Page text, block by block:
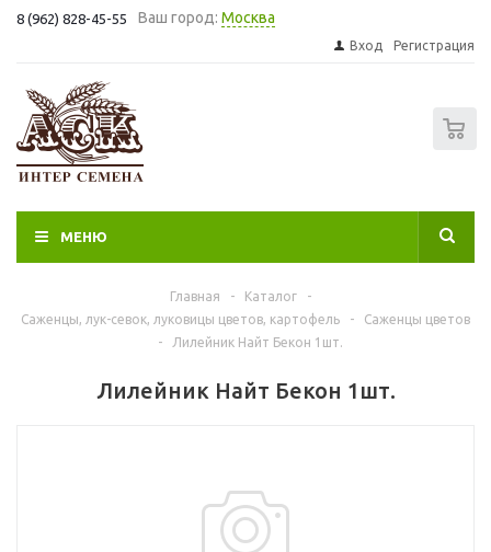
8 (962) 828-45-55 Ваш город: Москва
Вход Регистрация
МЕНЮ
Главная - Каталог
-
Саженцы, лук-севок, луковицы цветов, картофель
-
Саженцы цветов
-
Лилейник Найт Бекон 1шт.
Лилейник Найт Бекон 1шт.